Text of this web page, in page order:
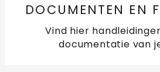
Hoe sluit ik mijn
Hoe werkt mijn
DOCUMENTEN EN
Vind hier
documentatie van